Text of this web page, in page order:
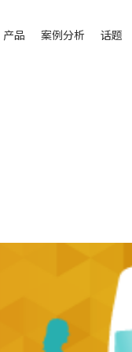
产品 案例分析 话题